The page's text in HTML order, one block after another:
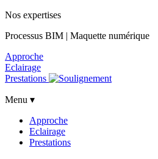
Nos expertises
Processus BIM | Maquette numérique
Approche
Eclairage
Prestations
Menu ▾
Approche
Eclairage
Prestations